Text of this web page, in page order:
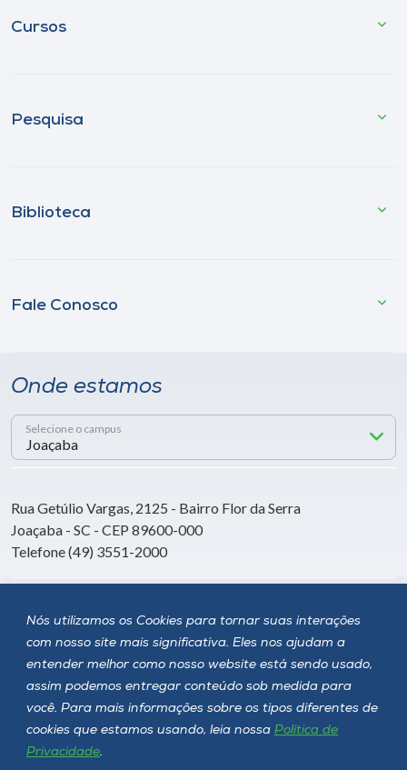
Nós utilizamos os Cookies para tornar suas interações
com nosso site mais significativa. Eles nos ajudam a
entender melhor como nosso website está sendo usado,
assim podemos entregar conteúdo sob medida para
você. Para mais informações sobre os tipos diferentes de
cookies que estamos usando, leia nossa Política de
Privacidade.
Cursos
Pesquisa
Biblioteca
Fale Conosco
Onde estamos
Selecione o campus
Rua Getúlio Vargas, 2125 - Bairro Flor da Serra
Joaçaba - SC - CEP 89600-000
Telefone (49) 3551-2000
Siga a Unoesc